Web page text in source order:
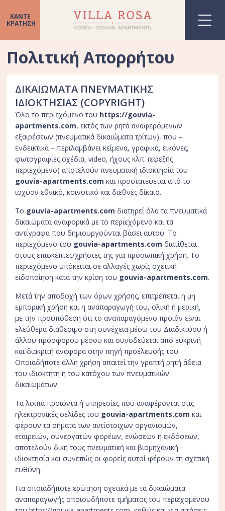
ΚΑΝΤΕ
ΚΡΑΤΗΣΗ
ΑΡΧΙΚΗ
ΤΑ ΔΩΜΑΤΙΑ
Δίκλινο δωμάτιο με θέα
Τρίκλινο δωμάτιο με θέα
Δυάρι Με Θέα
ΠΑΡΟΧΕΣ
Η ΠΕΡΙΟΧΗ
Πληροφορίες για την Κέρκυρα
Γουβιά
Ο καιρός στην Κέρκυρα
ΦΩΤΟΓΡΑΦΙΕΣ
ΕΠΙΚΟΙΝΩΝΙΑ
ΣΤΕΙΛΤΕ ΑΙΤΗΜΑ
+30 6984 729 956
Πολιτική Απορρήτου
ΔΙΚΑΙΩΜΑΤΑ ΠΝΕΥΜΑΤΙΚΗΣ
ΙΔΙΟΚΤΗΣΙΑΣ (COPYRIGHT)
Όλο το περιεχόμενο του https://gouvia-
apartments.com, εκτός των ρητά αναφερόμενων
εξαιρέσεων (πνευματικά δικαιώματα τρίτων), που –
ενδεικτικά – περιλαμβάνει κείμενα, γραφικά, εικόνες,
φωτογραφίες σχέδια, video, ήχους κλπ. (εφεξής
περιεχόμενο) αποτελούν πνευματική ιδιοκτησία του
gouvia-apartments.com και προστατεύεται από το
ισχύον εθνικό, κοινοτικό και διεθνές δίκαιο.
Το gouvia-apartments.com διατηρεί όλα τα πνευματικά
δικαιώματα αναφορικά με το περιεχόμενο και τα
αντίγραφα που δημιουργούνται βάσει αυτού. Το
περιεχόμενο του gouvia-apartments.com διατίθεται
στους επισκέπτες/χρήστες της για προσωπική χρήση. Το
περιεχόμενο υπόκειται σε αλλαγές χωρίς σχετική
ειδοποίηση κατά την κρίση του gouvia-apartments.com.
Μετά την αποδοχή των όρων χρήσης, επιτρέπεται η μη
εμπορική χρήση και η αναπαραγωγή του, ολική ή μερική,
με την προϋπόθεση ότι το αναπαραγόμενο προϊόν είναι
ελεύθερα διαθέσιμο στη συνέχεια μέσω του Διαδικτύου ή
άλλου πρόσφορου μέσου και συνοδεύεται από ευκρινή
και διακριτή αναφορά στην πηγή προέλευσής του.
Οποιαδήποτε άλλη χρήση απαιτεί την γραπτή ρητή άδεια
του ιδιοκτήτη ή του κατόχου των πνευματικών
δικαιωμάτων.
Τα λοιπά προϊόντα ή υπηρεσίες που αναφέρονται στις
ηλεκτρονικές σελίδες του gouvia-apartments.com και
φέρουν τα σήματα των αντίστοιχων οργανισμών,
εταιρειών, συνεργατών φορέων, ενώσεων ή εκδόσεων,
αποτελούν δική τους πνευματική και βιομηχανική
ιδιοκτησία και συνεπώς οι φορείς αυτοί φέρουν τη σχετική
ευθύνη.
Για οποιαδήποτε ερώτηση σχετικά με τα δικαιώματα
αναπαραγωγής οποιουδήποτε τμήματος του περιεχομένου